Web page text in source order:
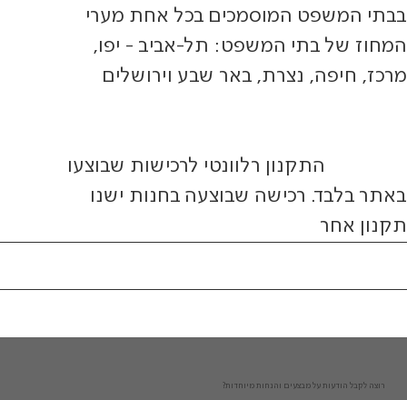
בבתי המשפט המוסמכים בכל אחת מערי
המחוז של בתי המשפט: תל-אביב - יפו,
מרכז, חיפה, נצרת, באר שבע וירושלים
התקנון רלוונטי לרכישות שבוצעו
באתר בלבד. רכישה שבוצעה בחנות ישנו
תקנון אחר
רוצה לקבל הודעות על מבצעים והנחות מיוחדות?